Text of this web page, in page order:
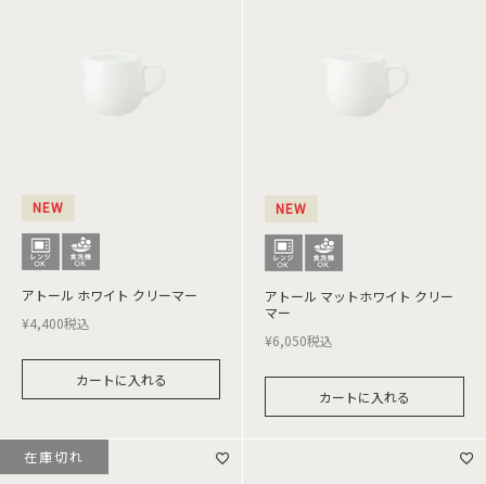
NEW
アトール ホワイト クリーマー
¥4,400税込
カートに入れる
NEW
アトール マットホワイト クリー
マー
¥6,050税込
カートに入れる
在庫切れ